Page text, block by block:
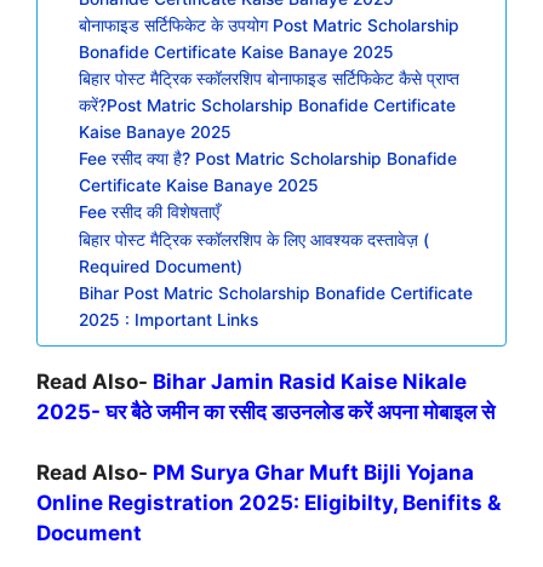
बोनाफाइड सर्टिफिकेट के उपयोग Post Matric Scholarship
Bonafide Certificate Kaise Banaye 2025
बिहार पोस्ट मैट्रिक स्कॉलरशिप बोनाफाइड सर्टिफिकेट कैसे प्राप्त
करें?Post Matric Scholarship Bonafide Certificate
Kaise Banaye 2025
Fee रसीद क्या है? Post Matric Scholarship Bonafide
Certificate Kaise Banaye 2025
Fee रसीद की विशेषताएँ
बिहार पोस्ट मैट्रिक स्कॉलरशिप के लिए आवश्यक दस्तावेज़ (
Required Document)
Bihar Post Matric Scholarship Bonafide Certificate
2025 : Important Links
Read Also- Bihar Jamin Rasid Kaise Nikale
2025- घर बैठे जमीन का रसीद डाउनलोड करें अपना मोबाइल से
Read Also- PM Surya Ghar Muft Bijli Yojana
Online Registration 2025: Eligibilty, Benifits &
Document